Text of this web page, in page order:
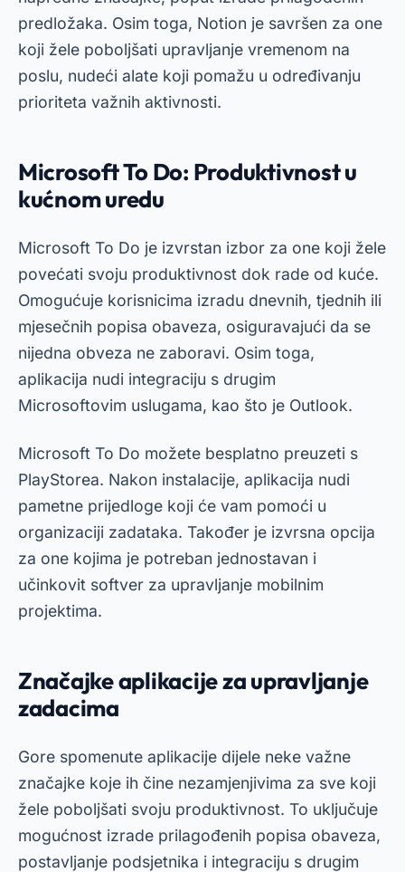
predložaka. Osim toga, Notion je savršen za one
koji žele poboljšati upravljanje vremenom na
poslu, nudeći alate koji pomažu u određivanju
prioriteta važnih aktivnosti.
Microsoft To Do: Produktivnost u
kućnom uredu
Microsoft To Do je izvrstan izbor za one koji žele
povećati svoju produktivnost dok rade od kuće.
Omogućuje korisnicima izradu dnevnih, tjednih ili
mjesečnih popisa obaveza, osiguravajući da se
nijedna obveza ne zaboravi. Osim toga,
aplikacija nudi integraciju s drugim
Microsoftovim uslugama, kao što je Outlook.
Microsoft To Do možete besplatno preuzeti s
PlayStorea. Nakon instalacije, aplikacija nudi
pametne prijedloge koji će vam pomoći u
organizaciji zadataka. Također je izvrsna opcija
za one kojima je potreban jednostavan i
učinkovit softver za upravljanje mobilnim
projektima.
Značajke aplikacije za upravljanje
zadacima
Gore spomenute aplikacije dijele neke važne
značajke koje ih čine nezamjenjivima za sve koji
žele poboljšati svoju produktivnost. To uključuje
mogućnost izrade prilagođenih popisa obaveza,
postavljanje podsjetnika i integraciju s drugim